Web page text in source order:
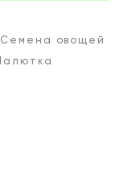
Семена овощей